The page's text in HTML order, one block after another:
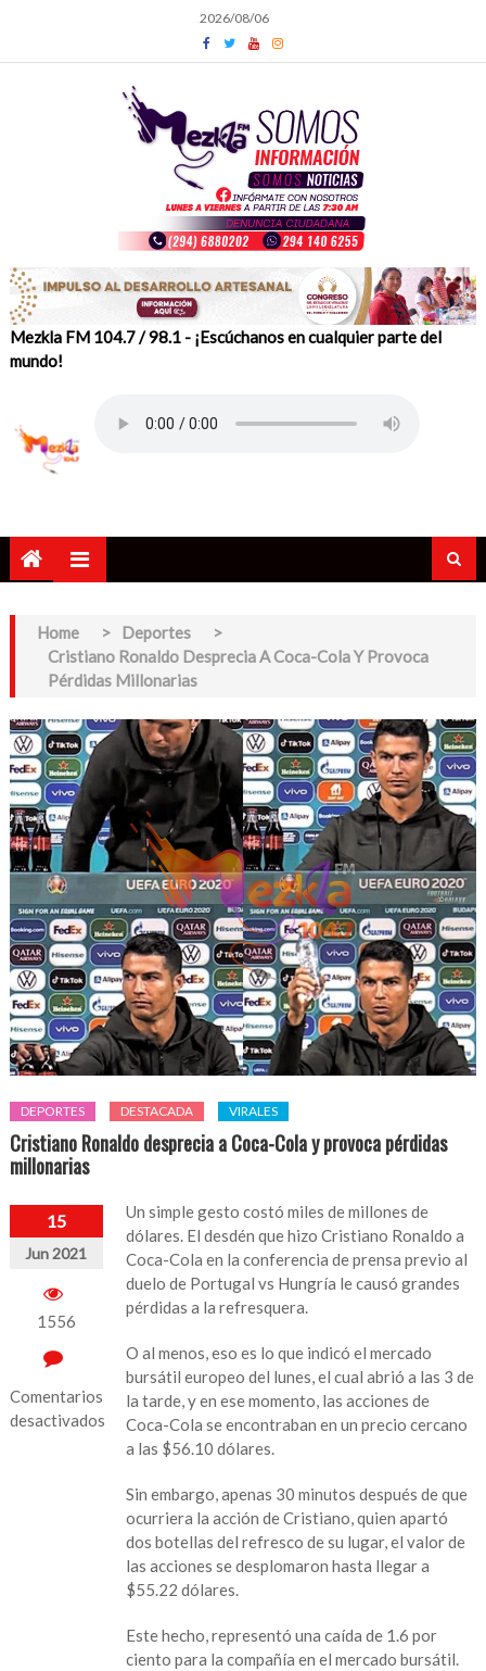
content
2026/08/06
Mezkla FM 104.7 / 98.1 - ¡Escúchanos en cualquier parte del
mundo!
Home > Deportes
>
Cristiano Ronaldo Desprecia A Coca-Cola Y Provoca
Pérdidas Millonarias
DEPORTES DESTACADA VIRALES
Cristiano Ronaldo desprecia a Coca-Cola y provoca pérdidas
millonarias
15
Jun 2021
1556
Comentarios
desactivados
Un simple gesto costó miles de millones de
dólares. El desdén que hizo Cristiano Ronaldo a
Coca-Cola en la conferencia de prensa previo al
duelo de Portugal vs Hungría le causó grandes
pérdidas a la refresquera.
O al menos, eso es lo que indicó el mercado
bursátil europeo del lunes, el cual abrió a las 3 de
la tarde, y en ese momento, las acciones de
Coca-Cola se encontraban en un precio cercano
a las $56.10 dólares.
Sin embargo, apenas 30 minutos después de que
ocurriera la acción de Cristiano, quien apartó
dos botellas del refresco de su lugar, el valor de
las acciones se desplomaron hasta llegar a
$55.22 dólares.
Este hecho, representó una caída de 1.6 por
ciento para la compañía en el mercado bursátil.